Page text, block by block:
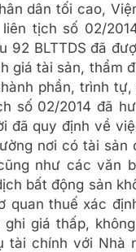
dân tối cao,
tịch số 02/
92 BLTTDS đã
giá tài sản, thẩm
phần, trình
số 02/2014 đã
đã quy định về
nơi có tài
như các
bất động sản
quan thuế xác
ghi giá thấp,
tài chính với Nhà